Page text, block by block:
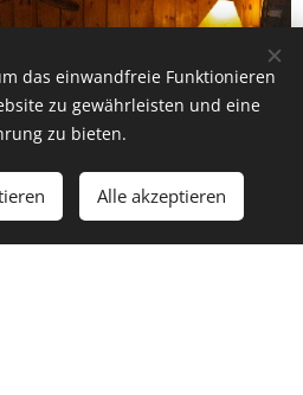
das einwandfreie Funktionieren
zu gewährleisten und eine
zu bieten.
Alle akzeptieren